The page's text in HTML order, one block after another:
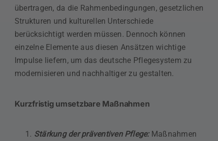
übertragen, da die Rahmenbedingungen, gesetzlichen
Strukturen und kulturellen Unterschiede
berücksichtigt werden müssen. Dennoch können
einzelne Elemente aus diesen Ansätzen wichtige
Impulse liefern, um das deutsche Pflegesystem zu
modernisieren und nachhaltiger zu gestalten.
Kurzfristig umsetzbare Maßnahmen
Stärkung der präventiven Pflege:Maßnahmen